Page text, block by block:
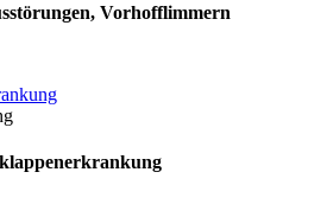
Vor­hof­flim­mern